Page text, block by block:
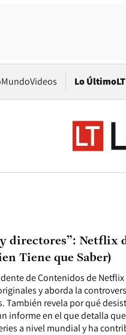
MundoVideos Lo Último
de Contenidos de Netflix
y aborda la
También revela por qué
informe en el que detalla
a nivel mundial y ha
directores”: Netflix
Tiene que Saber)